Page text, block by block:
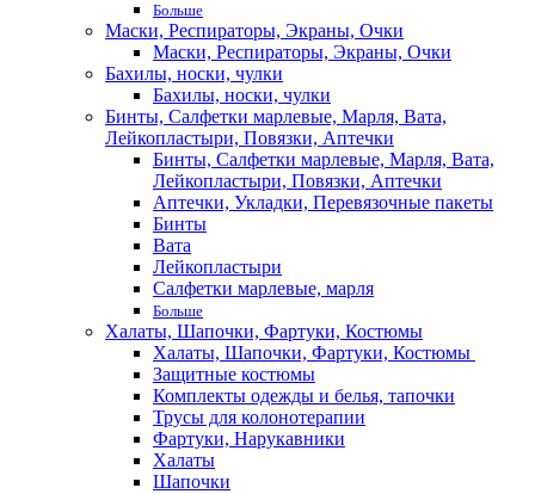
Больше
Маски, Респираторы, Экраны, Очки
Маски, Респираторы, Экраны, Очки
Бахилы, носки, чулки
Бахилы, носки, чулки
Бинты, Салфетки марлевые, Марля, Вата,
Лейкопластыри, Повязки, Аптечки
Бинты, Салфетки марлевые, Марля, Вата,
Лейкопластыри, Повязки, Аптечки
Аптечки, Укладки, Перевязочные пакеты
Бинты
Вата
Лейкопластыри
Салфетки марлевые, марля
Больше
Халаты, Шапочки, Фартуки, Костюмы
Халаты, Шапочки, Фартуки, Костюмы
Защитные костюмы
Комплекты одежды и белья, тапочки
Трусы для колонотерапии
Фартуки, Нарукавники
Халаты
Шапочки